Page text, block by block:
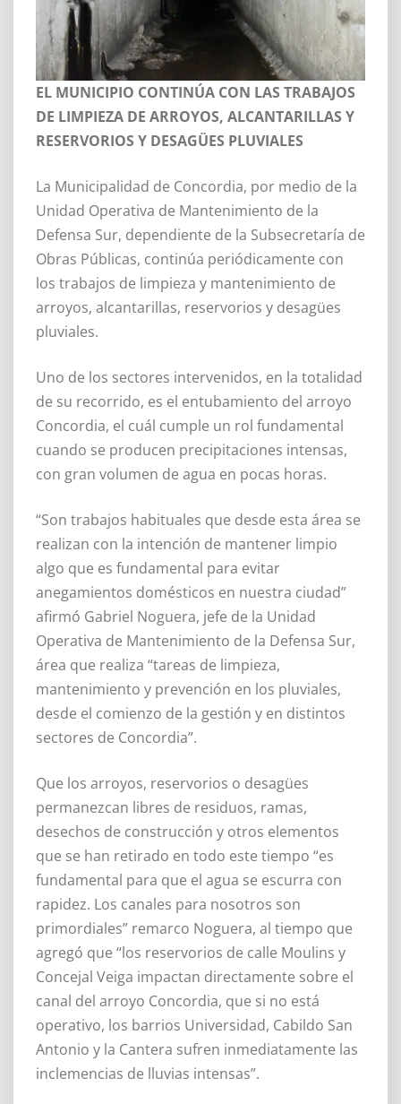
EL MUNICIPIO CONTINÚA CON LAS TRABAJOS
DE LIMPIEZA DE ARROYOS, ALCANTARILLAS Y
RESERVORIOS Y DESAGÜES PLUVIALES
La Municipalidad de Concordia, por medio de la
Unidad Operativa de Mantenimiento de la
Defensa Sur, dependiente de la Subsecretaría de
Obras Públicas, continúa periódicamente con
los trabajos de limpieza y mantenimiento de
arroyos, alcantarillas, reservorios y desagües
pluviales.
Uno de los sectores intervenidos, en la totalidad
de su recorrido, es el entubamiento del arroyo
Concordia, el cuál cumple un rol fundamental
cuando se producen precipitaciones intensas,
con gran volumen de agua en pocas horas.
“Son trabajos habituales que desde esta área se
realizan con la intención de mantener limpio
algo que es fundamental para evitar
anegamientos domésticos en nuestra ciudad”
afirmó Gabriel Noguera, jefe de la Unidad
Operativa de Mantenimiento de la Defensa Sur,
área que realiza “tareas de limpieza,
mantenimiento y prevención en los pluviales,
desde el comienzo de la gestión y en distintos
sectores de Concordia”.
Que los arroyos, reservorios o desagües
permanezcan libres de residuos, ramas,
desechos de construcción y otros elementos
que se han retirado en todo este tiempo “es
fundamental para que el agua se escurra con
rapidez. Los canales para nosotros son
primordiales” remarco Noguera, al tiempo que
agregó que “los reservorios de calle Moulins y
Concejal Veiga impactan directamente sobre el
canal del arroyo Concordia, que si no está
operativo, los barrios Universidad, Cabildo San
Antonio y la Cantera sufren inmediatamente las
inclemencias de lluvias intensas”.